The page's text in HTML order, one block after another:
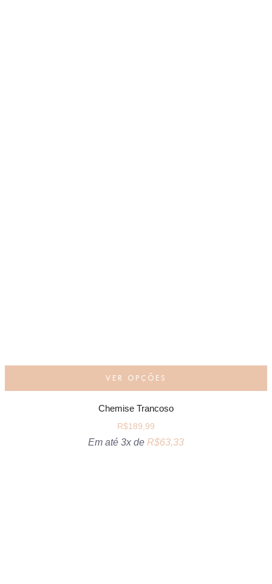
VER OPÇÕES
Chemise Trancoso
R$189,99
Em até 3x de R$63,33